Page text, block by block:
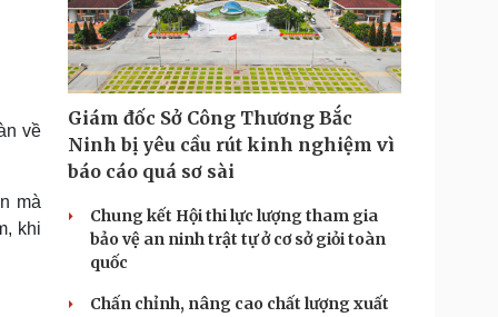
nghiệp 24h
nhân
cộng đồng
Tin Công nghệ
Trải nghiệm
Chuyển đổi số
lịch
in
Podcast
Câu chuyện thời sự
Đọc truyện đêm khuya
Cửa sổ tình yêu
Kể chuyện cho bé
Hạt giống tâm hồn
về
mà
khi
Giám đốc Sở Công Thương Bắc
Ninh bị yêu cầu rút kinh nghiệm vì
báo cáo quá sơ sài
Chung kết Hội thi lực lượng tham gia
bảo vệ an ninh trật tự ở cơ sở giỏi toàn
quốc
Chấn chỉnh, nâng cao chất lượng xuất